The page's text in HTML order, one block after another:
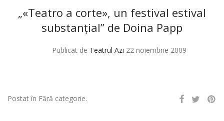
„«Teatro a corte», un festival estival
substanţial” de Doina Papp
Publicat de Teatrul Azi 22 noiembrie 2009
Postat în Fără categorie.